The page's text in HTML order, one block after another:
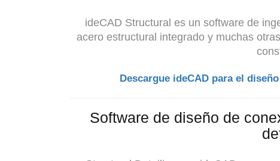
ideCAD Structural es un software de
acero estructural integrado y muchas
Descargue ideCAD para el
Software de diseño de